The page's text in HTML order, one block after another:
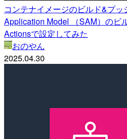
コンテナイメージのビルド&プ
Application Model （SAM）のビ
Actionsで設定してみた
おのやん
2025.04.30